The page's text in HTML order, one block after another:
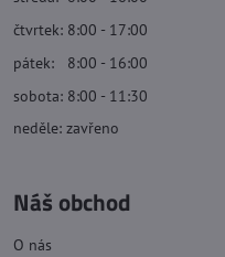
čtvrtek: 8:00 - 17:00
pátek: 8:00 - 16:00
sobota: 8:00 - 11:30
neděle: zavřeno
Náš obchod
O nás